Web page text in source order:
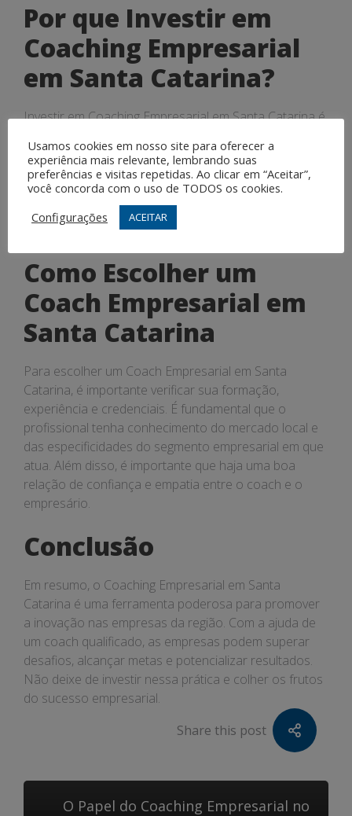
Por que Investir em
Coaching Empresarial
em Santa Catarina?
Investir em Coaching Empresarial em Santa Catarina é
desejam se destacar no mercado e se manterem
competitivas. Além de promover a inovação, o
coaching ajuda a desenvolver habilidades essenciais
para o sucesso empresarial, como a liderança, a
comunicação e a resolução de problemas.
Como Escolher um
Coach Empresarial em
Santa Catarina
Para escolher um Coach Empresarial em Santa
Catarina, é importante verificar sua formação,
experiência e credenciais. É fundamental que o
profissional tenha conhecimento do mercado local e
das especificidades do segmento empresarial em que
atua. Além disso, é importante que haja uma boa
relação de confiança e empatia entre o coach e o
empresário.
Conclusão
Em resumo, o Coaching Empresarial em Santa
Catarina é uma ferramenta poderosa para promover
a inovação nas empresas da região. Com a ajuda de
um coach qualificado, as empresas podem superar
desafios, alcançar metas e potencializar resultados.
Não deixe de investir nessa prática e colher os frutos
do sucesso empresarial.
Share this post
O Papel do Coaching Empresarial no
Usamos cookies em nosso site para oferecer a
experiência mais relevante, lembrando suas
preferências e visitas repetidas. Ao clicar em “Aceitar”,
você concorda com o uso de TODOS os cookies.
Configurações
ACEITAR